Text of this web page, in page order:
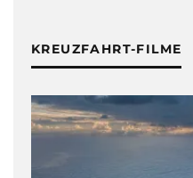
KREUZFAHRT-FILME